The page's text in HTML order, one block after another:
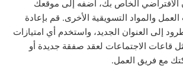
الافتراضي الخاص بك، أضفه إلى موقعك
والمواد التسويقية الأخرى. قم بإعادة
إلى العنوان الجديد، واستخدم أي امتيازات
قاعات الاجتماعات لعقد صفقة جديدة أو
مع فريق العمل.